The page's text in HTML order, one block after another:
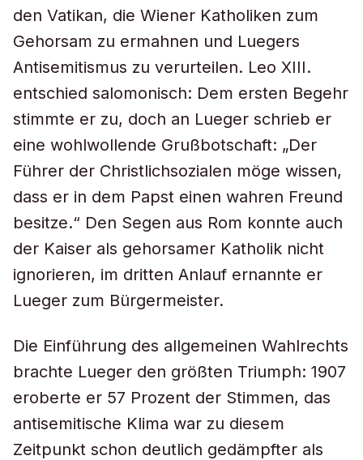
den Vatikan, die Wiener Katholiken zum
Gehorsam zu ermahnen und Luegers
Antisemitismus zu verurteilen. Leo XIII.
entschied salomonisch: Dem ersten Begehr
stimmte er zu, doch an Lueger schrieb er
eine wohlwollende Grußbotschaft: „Der
Führer der Christlichsozialen möge wissen,
dass er in dem Papst einen wahren Freund
besitze.“ Den Segen aus Rom konnte auch
der Kaiser als gehorsamer Katholik nicht
ignorieren, im dritten Anlauf ernannte er
Lueger zum Bürgermeister.
Die Einführung des allgemeinen Wahlrechts
brachte Lueger den größten Triumph: 1907
eroberte er 57 Prozent der Stimmen, das
antisemitische Klima war zu diesem
Zeitpunkt schon deutlich gedämpfter als